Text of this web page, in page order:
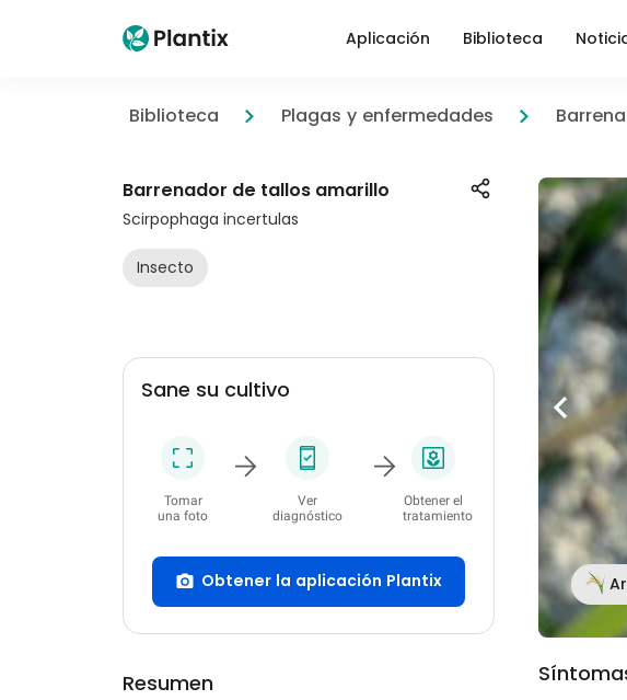
Aplicación Biblioteca
Biblioteca Plagas y enfermedades
Barrenador de tallos amarillo
Scirpophaga incertulas
Insecto
Sane su cultivo
Tomar
una foto
Ver
diagnóstico
Obtener el
tratamiento
Obtener la aplicación Plantix
Resumen